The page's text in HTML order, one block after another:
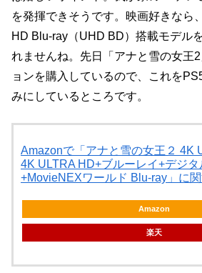
を発揮できそうです。映画好きなら
HD Blu-ray（UHD BD）搭載モデル
れませんね。先日「アナと雪の女王
ョンを購入しているので、これを
みにしているところです。
Amazonで「アナと雪の女王２ 4K
4K ULTRA HD+ブルーレイ+デジタ
+MovieNEXワールド Blu-ray」に
Amazon
楽天